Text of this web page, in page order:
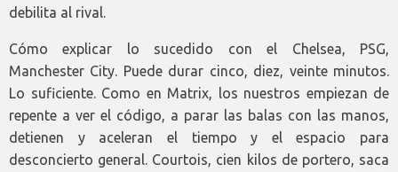
debilita al rival.
Cómo explicar lo sucedido con el Chelsea, PSG,
Manchester City. Puede durar cinco, diez, veinte minutos.
Lo suficiente. Como en Matrix, los nuestros empiezan de
repente a ver el código, a parar las balas con las manos,
detienen y aceleran el tiempo y el espacio para
desconcierto general. Courtois, cien kilos de portero, saca